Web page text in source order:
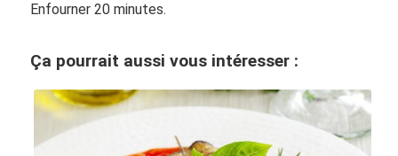
Enfourner 20 minutes.
Ça pourrait aussi vous intéresser :